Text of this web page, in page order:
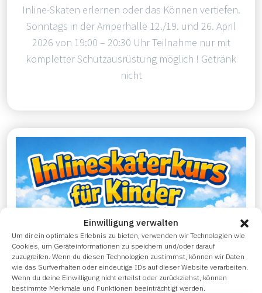
Einwilligung verwalten
Um dir ein optimales Erlebnis zu bieten, verwenden wir Technologien wie
Cookies, um Geräteinformationen zu speichern und/oder darauf
zuzugreifen. Wenn du diesen Technologien zustimmst, können wir Daten
wie das Surfverhalten oder eindeutige IDs auf dieser Website verarbeiten.
Wenn du deine Einwilligung nicht erteilst oder zurückziehst, können
bestimmte Merkmale und Funktionen beeinträchtigt werden.
Inline-Skaten erlernen oder das Können vertiefen.
Sonntags in der Amperhalle 12./19. und 26. April
2026 von 19:00 – 20:30 Uhr Teilnahme nur mit
kompletter Schutzausrüstung möglich ! Getränk
nicht